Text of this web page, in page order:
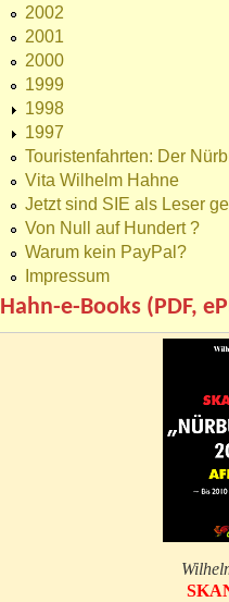
2002
2001
2000
1999
1998
1997
Touristenfahrten: Der
Vita Wilhelm Hahne
Jetzt sind SIE als Leser
Von Null auf Hundert ?
Warum kein PayPal?
Impressum
Hahn-e-Books (PDF,